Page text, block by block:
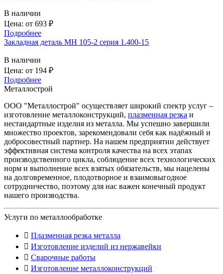
В наличии
Цена: от 693 ₽
Подробнее
Закладная деталь МН 105-2 серия 1.400-15
В наличии
Цена: от 194 ₽
Подробнее
Металлострой
ООО "Металлострой" осуществляет широкий спектр услуг –
изготовление металлоконструкций, плазменная резка и
нестандартные изделия из металла. Мы успешно завершили
множество проектов, зарекомендовали себя как надёжный и
добросовестный партнер. На нашем предприятии действует
эффективная система контроля качества на всех этапах
производственного цикла, соблюдение всех технологических
норм и выполнение всех взятых обязательств, мы нацелены
на долговременное, плодотворное и взаимовыгодное
сотрудничество, поэтому для нас важен конечный продукт
нашего производства.
Услуги по металлообработке
Плазменная резка металла
Изготовление изделий из нержавейки
Сварочные работы
Изготовление металлоконструкций